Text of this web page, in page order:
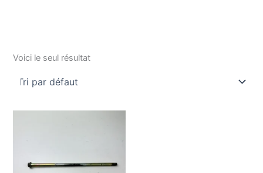
Voici le seul résultat